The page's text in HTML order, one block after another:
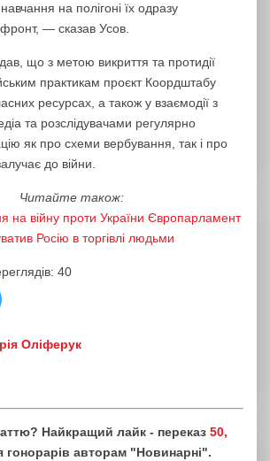
на полігоні їх одразу
— сказав Усов.
що з метою викриття та протидії
практикам проєкт Коордштабу
ресурсах, а також у взаємодії з
та розслідувачами регулярно
як про схеми вербування, так і про
до війни.
Читайте також:
на війну проти України Європарламент
Росію в торгівлі людьми
40
Оліферук
Найкращий лайк - переказ 50,
гонорарів авторам "Новинарні".